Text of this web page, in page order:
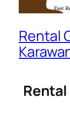
Rental